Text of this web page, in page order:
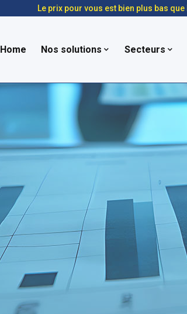
Le prix pour vous est bien plus bas
Home Nos solutions Secteurs